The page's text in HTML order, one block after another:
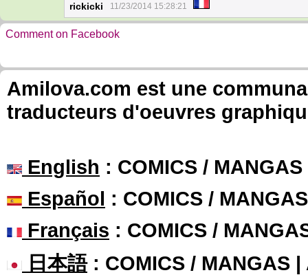
rickicki 11/23/2014 15:28:21
Comment on Facebook
Amilova.com est une
traducteurs d'oeuvres
English : COMICS /
Español : COMICS /
Français : COMICS /
日本語: COMICS / MANGAS |